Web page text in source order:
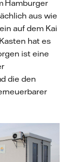
Hamburger
aus wie
auf dem Kai
hat es
ist eine
die den